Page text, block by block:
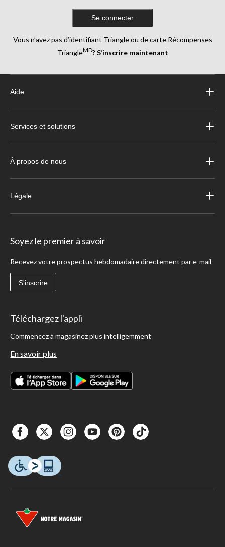
Se connecter
Vous n’avez pas d’identifiant Triangle ou de carte Récompenses
TriangleMD? S’inscrire maintenant
Aide
Services et solutions
À propos de nous
Légale
Soyez le premier à savoir
Recevez votre prospectus hebdomadaire directement par e-mail
S'inscrire
Téléchargez l'appli
Commencez à magasinez plus intelligemment
En savoir plus